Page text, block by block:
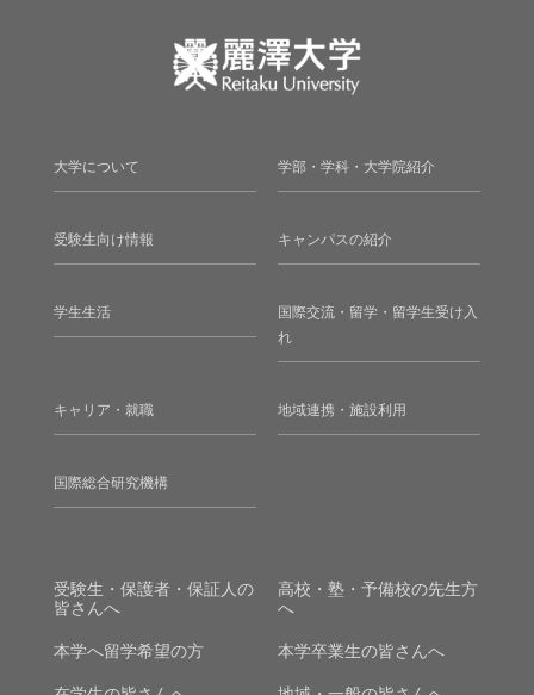
大学について 学部・学科・大学院紹介
受験生向け情報 キャンパスの紹介
学生生活
国際交流・留学・留学生受け入
れ
キャリア・就職 地域連携・施設利用
国際総合研究機構
受験生・保護者・保証人の
皆さんへ
高校・塾・予備校の先生方
へ
本学へ留学希望の方 本学卒業生の皆さんへ